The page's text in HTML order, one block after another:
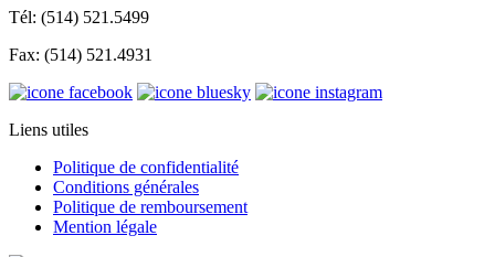
Tél: (514) 521.5499
Fax: (514) 521.4931
Liens utiles
Politique de confidentialité
Conditions générales
Politique de remboursement
Mention légale